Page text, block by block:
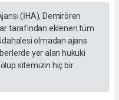
(İHA), Demirören
tarafından eklenen tüm
olmadan ajans
yer alan hukuki
sitemizin hiç bir